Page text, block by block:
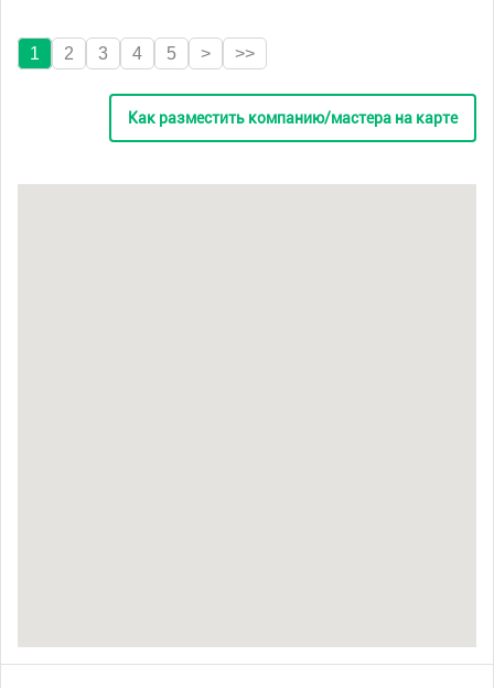
1 2 3 4 5 > >>
Как разместить компанию/мастера на карте